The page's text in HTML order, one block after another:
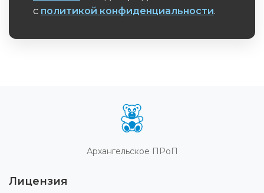
с политикой конфиденциальности.
Архангельское ПРоП
Лицензия